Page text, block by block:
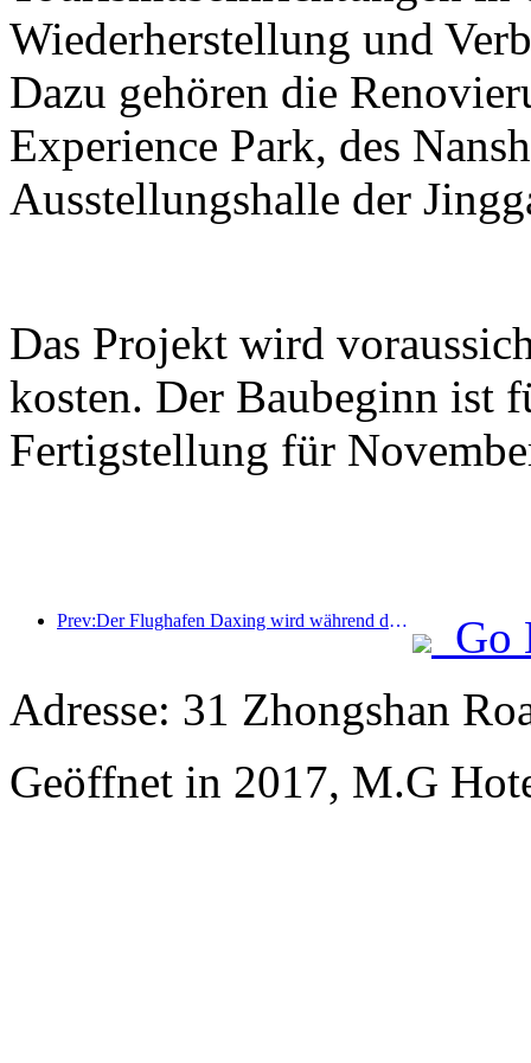
Wiederherstellung und
Dazu gehören die
Experience Park, des
Ausstellungshalle der
Das Projekt wird
kosten. Der Baubeginn ist
Fertigstellung für
Prev:Der Flughafen Daxing wird während der Feiertage zum „Nationalfeiertag“ im Jahr 2025 über 1,3 Millionen Passagiere befördern
Go
Adresse: 31 Zhongshan
Geöffnet in 2017, M.G